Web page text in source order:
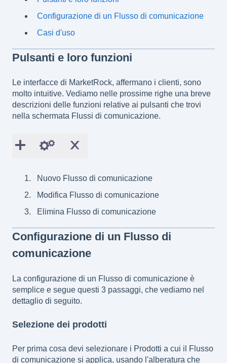
Configurazione di un Flusso di comunicazione
Casi d'uso
Pulsanti e loro funzioni
Le interfacce di MarketRock, affermano i clienti, sono
molto intuitive. Vediamo nelle prossime righe una breve
descrizioni delle funzioni relative ai pulsanti che trovi
nella schermata Flussi di comunicazione.
Nuovo Flusso di comunicazione
Modifica Flusso di comunicazione
Elimina Flusso di comunicazione
Configurazione di un Flusso di
comunicazione
La configurazione di un Flusso di comunicazione è
semplice e segue questi 3 passaggi, che vediamo nel
dettaglio di seguito.
Selezione dei prodotti
Per prima cosa devi selezionare i Prodotti a cui il Flusso
di comunicazione si applica, usando l'alberatura che